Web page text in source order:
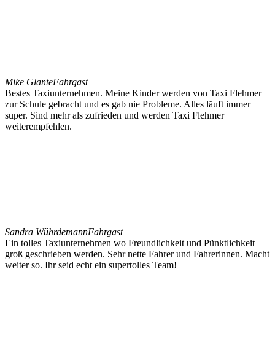
Mike GlanteFahrgast
Bestes Taxiunternehmen. Meine Kinder werden von Taxi Flehmer
zur Schule gebracht und es gab nie Probleme. Alles läuft immer
super. Sind mehr als zufrieden und werden Taxi Flehmer
weiterempfehlen.
Sandra WührdemannFahrgast
Ein tolles Taxiunternehmen wo Freundlichkeit und Pünktlichkeit
groß geschrieben werden. Sehr nette Fahrer und Fahrerinnen. Macht
weiter so. Ihr seid echt ein supertolles Team!